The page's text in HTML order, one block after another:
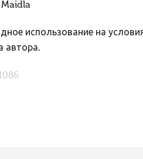
Maidla
использование на
автора.